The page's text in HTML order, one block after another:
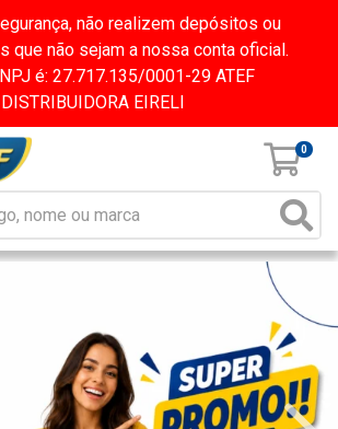
não realizem depósitos ou
que não sejam a nossa conta oficial.
é: 27.717.135/0001-29 ATEF
DISTRIBUIDORA EIRELI
0